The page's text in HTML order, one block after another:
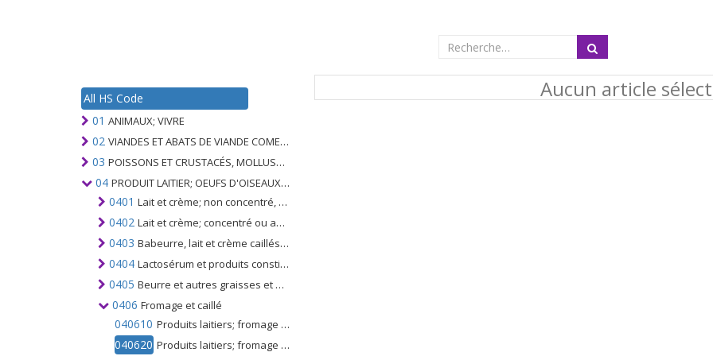
All HS Code
01 ANIMAUX; VIVRE
02 VIANDES ET ABATS DE VIANDE COMESTIBLES
03 POISSONS ET CRUSTACÉS, MOLLUSQUES ET AUTRES INVERTÉBRÉS AQUATIQUES
04 PRODUIT LAITIER; OEUFS D'OISEAUX; MIEL NATUREL; PRODUITS COMESTIBLES D'ORIGINE ANIMALE, NON ÉNUMÉRÉS AILLEURS OU INCLUS
0401 Lait et crème; non concentré, sans addition de sucre ou d'autres édulcorants
0402 Lait et crème; concentré ou additionné de sucre ou d'autres édulcorants
0403 Babeurre, lait et crème caillés, yoghourt, kéfir, lait ou crème fermenté ou acidifié, même concentré, additionné de sucre, d'édulcorant, de fruits aromatisés ou additionnés ou de cacao
0404 Lactosérum et produits constitués de constituants naturels du lait; contenant ou non du sucre ajouté ou autres édulcorants, non dénommés ni compris ailleurs
0405 Beurre et autres graisses et huiles dérivées du lait; pâtes à tartiner
0406 Fromage et caillé
040610 Produits laitiers; fromage frais (y compris le fromage de lactosérum), non fermenté, et caillebotte
040620 Produits laitiers; fromage de toutes sortes, râpé ou en poudre
Aucun article